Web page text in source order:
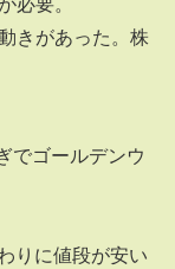
必要。
きがあった。株
でゴールデンウ
りに値段が安い